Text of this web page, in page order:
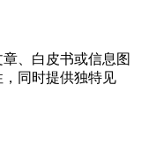
、白皮书或信息图
同时提供独特见